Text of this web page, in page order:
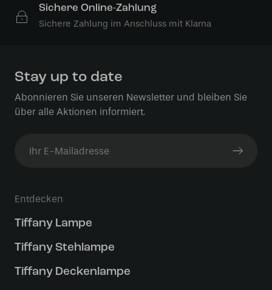
Sichere Online-Zahlung
Sichere Zahlung im Anschluss mit Klarna
Stay up to date
Abonnieren Sie unseren Newsletter und bleiben Sie
über alle Aktionen informiert.
Entdecken
Tiffany Lampe
Tiffany Stehlampe
Tiffany Deckenlampe